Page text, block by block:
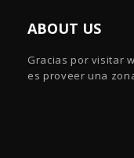
ABOUT US
Gracias por visitar
es proveer una